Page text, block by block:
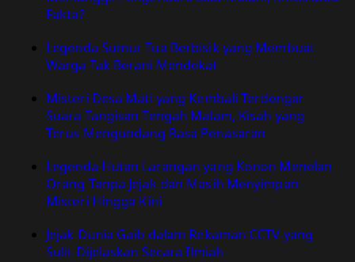
Sendiri
Meski
Tanpa
Listrik
Fakta?
Legenda Sumur Tua Berbisik yang Membuat
Warga Tak Berani Mendekat
Misteri Desa Mati yang Kembali Terdengar
Suara Tangisan Tengah Malam, Kisah yang
Terus Mengundang Rasa Penasaran
Legenda Hutan Larangan yang Konon Menelan
Orang Tanpa Jejak dan Masih Menyimpan
Misteri Hingga Kini
Jejak Dunia Gaib dalam Rekaman CCTV yang
Sulit Dijelaskan Secara Ilmiah